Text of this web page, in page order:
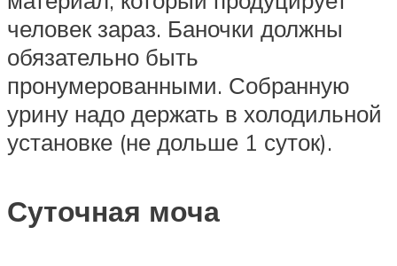
человек зараз. Баночки должны
обязательно быть
пронумерованными. Собранную
урину надо держать в холодильной
установке (не дольше 1 суток).
Суточная моча